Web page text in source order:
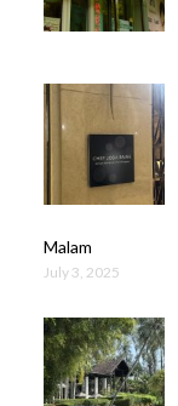
Malam
July 3, 2025